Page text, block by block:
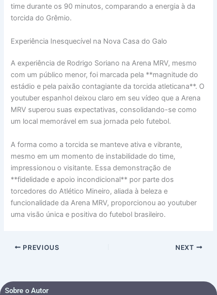
time durante os 90 minutos, comparando a energia à da
torcida do Grêmio.
Experiência Inesquecível na Nova Casa do Galo
A experiência de Rodrigo Soriano na Arena MRV, mesmo
com um público menor, foi marcada pela **magnitude do
estádio e pela paixão contagiante da torcida atleticana**. O
youtuber espanhol deixou claro em seu vídeo que a Arena
MRV superou suas expectativas, consolidando-se como
um local memorável em sua jornada pelo futebol.
A forma como a torcida se manteve ativa e vibrante,
mesmo em um momento de instabilidade do time,
impressionou o visitante. Essa demonstração de
**fidelidade e apoio incondicional** por parte dos
torcedores do Atlético Mineiro, aliada à beleza e
funcionalidade da Arena MRV, proporcionou ao youtuber
uma visão única e positiva do futebol brasileiro.
PREVIOUS NEXT
Sobre o Autor